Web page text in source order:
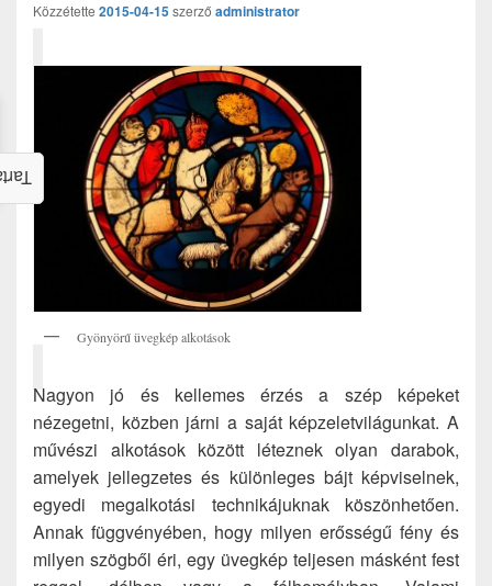
Közzétette 2015-04-15szerző administrator
Gyönyörű üvegkép alkotások
Nagyon jó és kellemes érzés a szép képeket
nézegetni, közben járni a saját képzeletvilágunkat. A
művészi alkotások között léteznek olyan darabok,
amelyek jellegzetes és különleges bájt képviselnek,
egyedi megalkotási technikájuknak köszönhetően.
Annak függvényében, hogy milyen erősségű fény és
milyen szögből éri, egy üvegkép teljesen másként fest